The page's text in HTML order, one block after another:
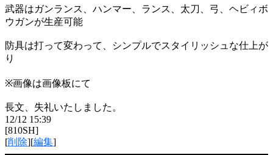
武器はガンランス、ハンマー、ランス、太刀、弓、ヘビィボ
ウガンが生産可能
防具は打って変わって、シンプルでスタイリッシュな仕上が
り
※画像は画像板にて
長文、失礼いたしました。
12/12 15:39
[810SH]
[削除][編集]